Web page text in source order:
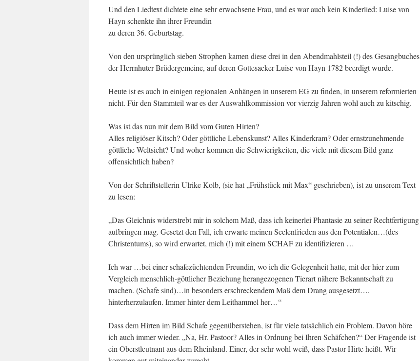
Und den Liedtext dichtete eine sehr erwachsene Frau, und es war auch kein Kinderlied: Luise von
Hayn schenkte ihn ihrer Freundin
zu deren 36. Geburtstag.
Von den ursprünglich sieben Strophen kamen diese drei in den Abendmahlsteil (!) des Gesangbuches
der Herrnhuter Brüdergemeine, auf deren Gottesacker Luise von Hayn 1782 beerdigt wurde.
Heute ist es auch in einigen regionalen Anhängen in unserem EG zu finden, in unserem reformierten
nicht. Für den Stammteil war es der Auswahlkommission vor vierzig Jahren wohl auch zu kitschig.
Was ist das nun mit dem Bild vom Guten Hirten?
Alles religiöser Kitsch? Oder göttliche Lebenskunst? Alles Kinderkram? Oder ernstzunehmende
göttliche Weltsicht? Und woher kommen die Schwierigkeiten, die viele mit diesem Bild ganz
offensichtlich haben?
Von der Schriftstellerin Ulrike Kolb, (sie hat „Frühstück mit Max“ geschrieben), ist zu unserem Text
zu lesen:
„Das Gleichnis widerstrebt mir in solchem Maß, dass ich keinerlei Phantasie zu seiner Rechtfertigung
aufbringen mag. Gesetzt den Fall, ich erwarte meinen Seelenfrieden aus den Potentialen…(des
Christentums), so wird erwartet, mich (!) mit einem SCHAF zu identifizieren …
Ich war …bei einer schafezüchtenden Freundin, wo ich die Gelegenheit hatte, mit der hier zum
Vergleich menschlich-göttlicher Beziehung herangezogenen Tierart nähere Bekanntschaft zu
machen. (Schafe sind)…in besonders erschreckendem Maß dem Drang ausgesetzt…,
hinterherzulaufen. Immer hinter dem Leithammel her…“
Dass dem Hirten im Bild Schafe gegenüberstehen, ist für viele tatsächlich ein Problem. Davon höre
ich auch immer wieder. „Na, Hr. Pastoor? Alles in Ordnung bei Ihren Schäfchen?“ Der Fragende ist
ein Oberstleutnant aus dem Rheinland. Einer, der sehr wohl weiß, dass Pastor Hirte heißt. Wir